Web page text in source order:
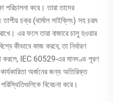
করে। তারা তাদের
চক্র (থার্মাল সাইক্লিং) সহ চরম
এর ফলে তারা বাজারে চালু হওয়ার
কীভাবে কাজ করবে, তা নির্ধারণ
করলে, IEC 60529-এর মানদণ্ড পূরণ
অর্জনের জন্য অতিরিক্ত
পরিস্থিতিগুলিকে বিবেচনা করে।